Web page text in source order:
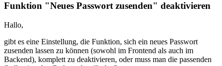
Funktion "Neues Passwort zusenden" deaktivieren
Hallo,
gibt es eine Einstellung, die Funktion, sich ein neues Passwort
zusenden lassen zu können (sowohl im Frontend als auch im
Backend), komplett zu deaktivieren, oder muss man die passenden